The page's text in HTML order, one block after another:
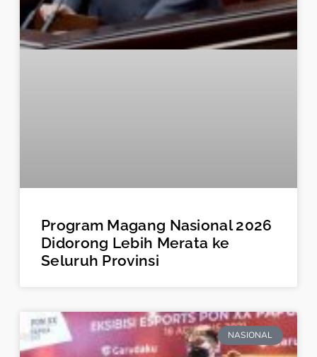
Program Magang Nasional 2026
Didorong Lebih Merata ke
Seluruh Provinsi
NASIONAL